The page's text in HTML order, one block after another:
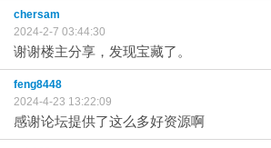
chersam
2024-2-7 03:44:30
谢谢楼主分享，发现宝藏了。
feng8448
2024-4-23 13:22:09
感谢论坛提供了这么多好资源啊